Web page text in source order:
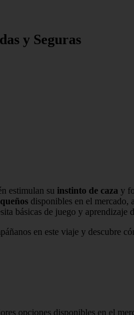
y Seguras
estimulan su instinto de caza y
disponibles en el mercado,
básicas de juego y aprendizaje
en este viaje y descubre
opciones disponibles en el